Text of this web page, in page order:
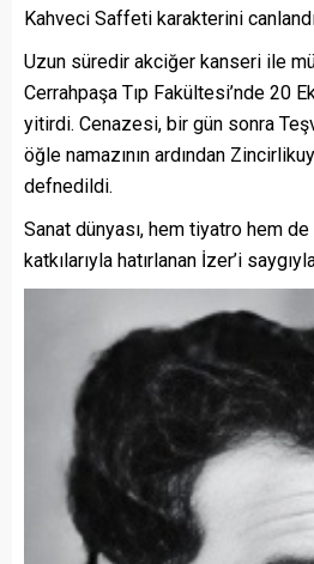
Kahveci Saffeti karakterini
Uzun süredir akciğer kanseri ile
Cerrahpaşa Tıp Fakültesi’nde 20
yitirdi. Cenazesi, bir gün sonra
öğle namazının ardından
defnedildi.
Sanat dünyası, hem tiyatro hem
katkılarıyla hatırlanan İzer’i